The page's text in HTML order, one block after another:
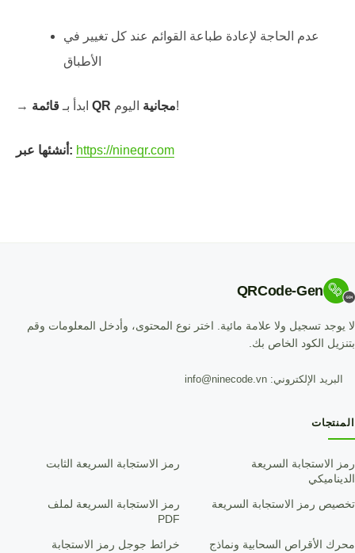
عدم الحاجة لإعادة طباعة القوائم عند كل تغيير في
الأطباق
→ ابدأ بـ قائمة QR مجانيةاليوم!
أنشئها عبر: https://nineqr.com
QRCode-Gen
لا يوجد تسجيل ولا علامة مائية. اختر نوع المحتوى، وأدخل المعلومات وقم
بتنزيل الكود الخاص بك.
البريد الإلكتروني: info@ninecode.vn
المنتجات
رمز الاستجابة السريعة
الديناميكي
رمز الاستجابة السريعة الثابت
تخصيص رمز الاستجابة السريعة
رمز الاستجابة السريعة لملف
PDF
محرك الأقراص السحابية ونماذج
خرائط جوجل رمز الاستجابة